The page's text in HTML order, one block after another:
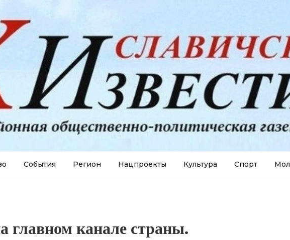
События Регион Нацпроекты Культура Спорт
главном канале страны.